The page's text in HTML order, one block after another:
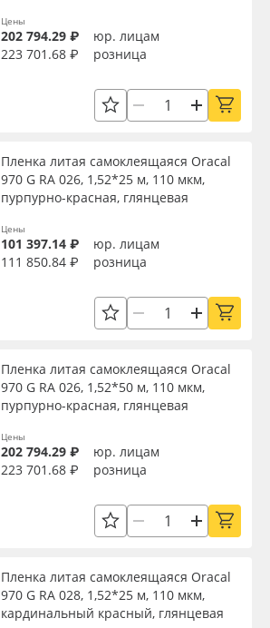
Цены
202 794.29 ₽
юр. лицам
223 701.68 ₽
розница
Пленка литая самоклеящаяся Oracal
970 G RA 026, 1,52*25 м, 110 мкм,
пурпурно-красная, глянцевая
Цены
101 397.14 ₽
юр. лицам
111 850.84 ₽
розница
Пленка литая самоклеящаяся Oracal
970 G RA 026, 1,52*50 м, 110 мкм,
пурпурно-красная, глянцевая
Цены
202 794.29 ₽
юр. лицам
223 701.68 ₽
розница
Пленка литая самоклеящаяся Oracal
970 G RA 028, 1,52*25 м, 110 мкм,
кардинальный красный, глянцевая